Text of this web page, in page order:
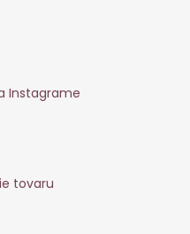
Instagrame
tovaru